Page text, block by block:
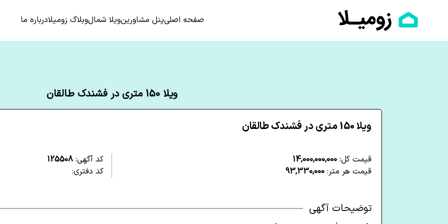
صفحه اصلیپنل مشاورینویلا شمالوبلاگ زومیلادرباره ما
ویلا 150 متری در فشندک طالقان
ویلا 150 متری در فشندک طالقان
قیمت کل: 14,000,000,000
قیمت هر متر: 93,330,000
کد آگهی: 125508
کد دفتری:
توضیحات آگهی